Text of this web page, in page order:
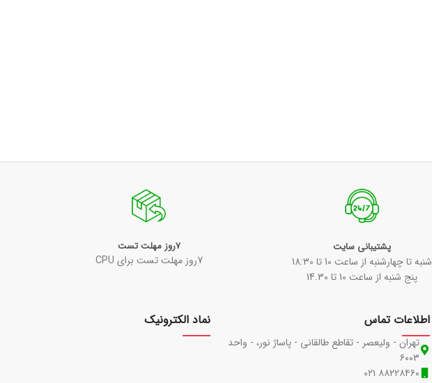
پشتیبانی سایت
شنبه تا چهارشنبه از ساعت 10 تا 18:30
پنج شنبه از ساعت 10 تا 14.30
7روز مهلت تست
7روز مهلت تست برای CPU
اطلاعات تماس
تهران - ولیعصر - تقاطع طالقانی - پاساژ نور، - واحد
۶۰۰۳
۸۸۲۲۸۴۶۰ ۰۲۱
نماد الکترونیک